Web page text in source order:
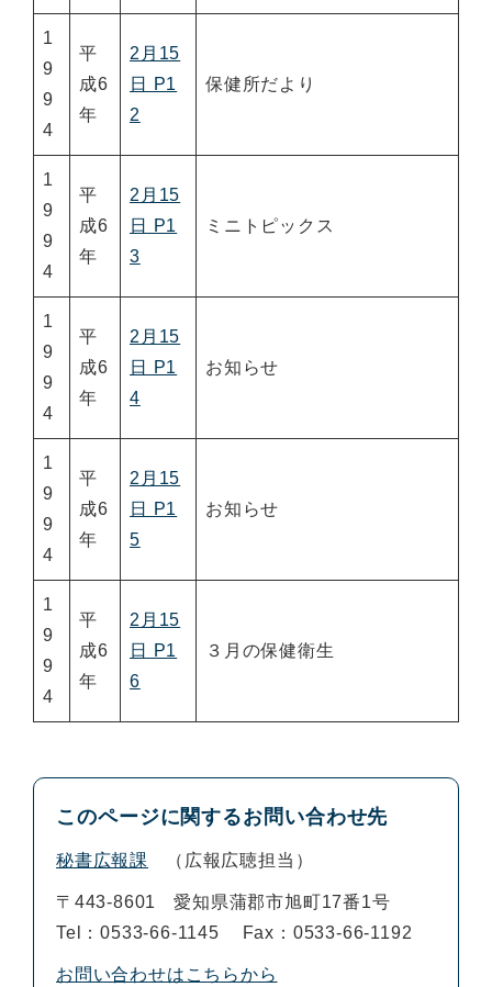
1
9
9
4
平
成6
年
2月15
日 P1
2
保健所だより
1
9
9
4
平
成6
年
2月15
日 P1
3
ミニトピックス
1
9
9
4
平
成6
年
2月15
日 P1
4
お知らせ
1
9
9
4
平
成6
年
2月15
日 P1
5
お知らせ
1
9
9
4
平
成6
年
2月15
日 P1
6
３月の保健衛生
このページに関するお問い合わせ先
秘書広報課 広報広聴担当
〒443-8601
愛知県蒲郡市旭町17番1号
Tel：0533-66-1145
Fax：0533-66-1192
お問い合わせはこちらから